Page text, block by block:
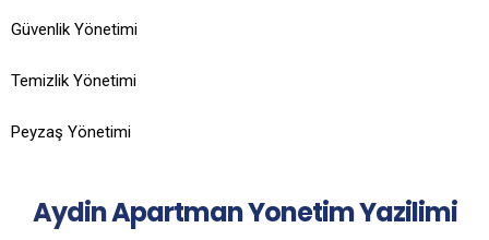
Güvenlik Yönetimi
Temizlik Yönetimi
Peyzaş Yönetimi
AydinApartman Yonetim Yazilimi